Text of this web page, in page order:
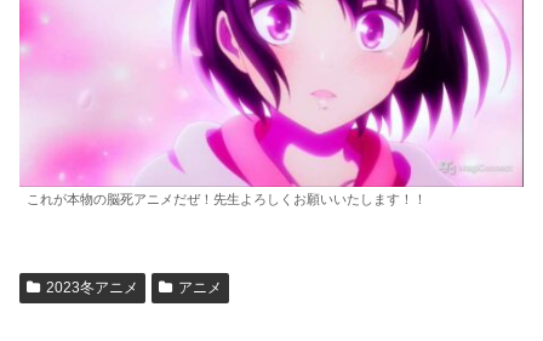
これが本物の脳死アニメだぜ！先生よろしくお願いいたします！！
2023冬アニメ アニメ